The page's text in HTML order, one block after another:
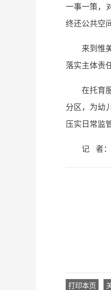
一事一策，
终还公共空
来到惟
落实主体责
在托育
分区，为幼
压实日常监
记 者
打印本页